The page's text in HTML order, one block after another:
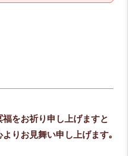
をお祈り申し上げますと
りお見舞い申し上げます｡